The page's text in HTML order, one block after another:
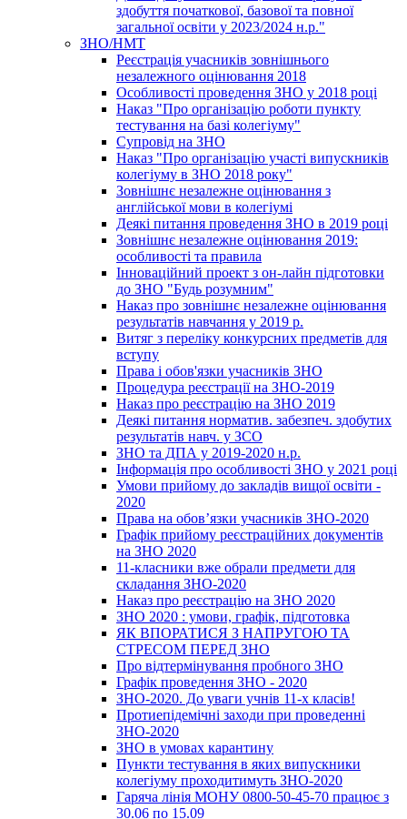
здобуття початкової, базової та повної
загальної освіти у 2023/2024 н.р."
ЗНО/НМТ
Реєстрація учасників зовнішнього
незалежного оцінювання 2018
Особливості проведення ЗНО у 2018 році
Наказ "Про організацію роботи пункту
тестування на базі колегіуму"
Супровід на ЗНО
Наказ "Про організацію участі випускників
колегіуму в ЗНО 2018 року"
Зовнішнє незалежне оцінювання з
англійської мови в колегіумі
Деякі питання проведення ЗНО в 2019 році
Зовнішнє незалежне оцінювання 2019:
особливості та правила
Інноваційний проект з он-лайн підготовки
до ЗНО "Будь розумним"
Наказ про зовнішнє незалежне оцінювання
результатів навчання у 2019 р.
Витяг з переліку конкурсних предметів для
вступу
Права і обов'язки учасників ЗНО
Процедура реєстрації на ЗНО-2019
Наказ про реєстрацію на ЗНО 2019
Деякі питання норматив. забезпеч. здобутих
результатів навч. у ЗСО
ЗНО та ДПА у 2019-2020 н.р.
Інформація про особливості ЗНО у 2021 році
Умови прийому до закладів вищої освіти -
2020
Права на обов’язки учасників ЗНО-2020
Графік прийому реєстраційних документів
на ЗНО 2020
11-класники вже обрали предмети для
складання ЗНО-2020
Наказ про реєстрацію на ЗНО 2020
ЗНО 2020 : умови, графік, підготовка
ЯК ВПОРАТИСЯ З НАПРУГОЮ ТА
СТРЕСОМ ПЕРЕД ЗНО
Про відтермінування пробного ЗНО
Графік проведення ЗНО - 2020
ЗНО-2020. До уваги учнів 11-х класів!
Протиепідемічні заходи при проведенні
ЗНО-2020
ЗНО в умовах карантину
Пункти тестування в яких випускники
колегіуму проходитимуть ЗНО-2020
Гаряча лінія МОНУ 0800-50-45-70 працює з
30.06 по 15.09